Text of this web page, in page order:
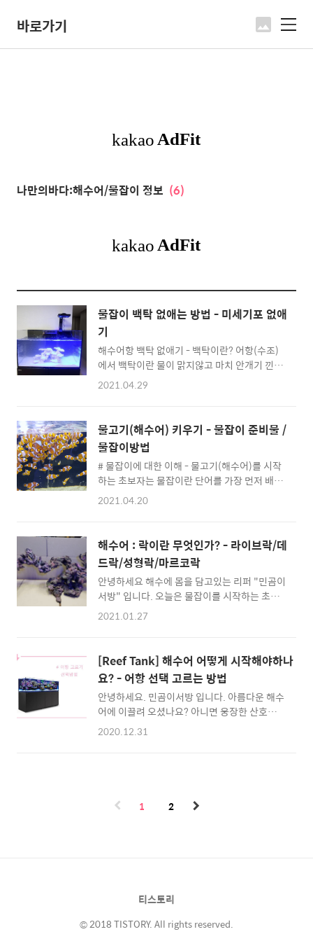
바로가기 메
나만의바다:해수어/물잡이 정보 (6)
물잡이 백탁 없애는 방법 - 미세기포 없애
기
해수어항 백탁 없애기 - 백탁이란? 어항(수조)
에서 백탁이란 물이 맑지않고 마치 안개기 낀것
처럼 뿌옇게 보이는 현상을 백탁이라고 합니다.
할 때 나타나는 백탁은 당연한 현상이며, 크게
우려를 하지 않아도 되는 경우 입니다. 하지만
어항(수조)를 운영하고 물잡이가 끝난 상황에서
백탁이 발생하는 것은 흔히 표현하는 "물이 깨
졌다"라는 상황으로 물고기(해수어)나 산호 어
항 내에 생물에 큰 타격을 줄 수 있습니다. #해
어떻게 없앨까? 를 먼저 생각하기 전 과연 "백탁
이 맞을까?" 먼저 생각을 하셔야 합니다. 백탁
의 구분과 원인..
2021.04.29
물고기(해수어) 키우기 - 물잡이 준비물 /
물잡이방법
# 물잡이에 대한 이해 - 물고기(해수어)를 시작
하는 초보자는 물잡이란 단어를 가장 먼저 배웁
니다. #물잡이, 물잡이는 무엇인가? 물을 잡는
니다. (물고기가 살아갈 수 있는 물을 만들어 주
는 작업을 말합니다.) - 상세하게 알아볼게요.
그렇다면 물은 어떻게 만들어지는 것인가? 어항
에 물만 부어 넣으면 물잡이가 끝나는 것일까
요? 물잡이는 어항내에 박테리아가 활착하는 것
을 말합니다. 이 박테리아는 자연적으로 생기기
합니다. 그러면 박테리아를 넣어주어야 한다는
것인데 이 박테리아만 넣어주면 끝이 나는 걸까
요? 박테리아가 어항내에 ..
2021.04.20
해수어 : 락이란 무엇인가? - 라이브락/데
드락/성형락/마르코락
안녕하세요 해수에 몸을 담고있는 리퍼 "민곰이
서방" 입니다. 오늘은 물잡이를 시작하는 초보
자분들이 궁금할 수 있는 내용 중의 하나인 "락"
물잡이를 시작하는 해린이분들 라이브락, 데드
락 많이 들어보셨죠? 그러면 "락"은 무엇일까
요? 그냥 돌맹이 아닌가요? 그리고, 돌맹이 같은
생김새 때문에 물잡이를 바다에서 돌맹이 주워
다 하시는분들도 있다는 루머까지... (물론 이러
시면 안됩니다) 락이란 바다속에 살고 있는 다
들이 죽어 사체만 남은..
2021.01.27
[Reef Tank] 해수어 어떻게 시작해야하나
요? - 어항 선택 고르는 방법
안녕하세요. 민곰이서방 입니다. 아름다운 해수
어에 이끌려 오셨나요? 아니면 웅장한 산호의
모습에 이끌려 들어오셨나요 오늘은 해수어 시
비해 여과력이 10배이상이 충족되어야 하기 때
문에 별도의 필터전용어항이 필요합니다. (해수
을 보면 쓸데없이 크고 긴 받침대를 보셨나요?
사실 이건 그냥 받침대가 아닌 필터어항..
2020.12.31
1 2
티스토리
© 2018 TISTORY. All rights reserved.